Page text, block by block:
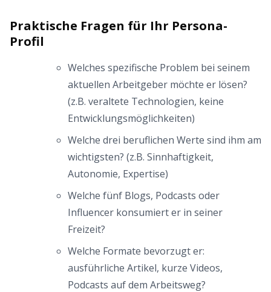
Praktische Fragen für Ihr Persona-
Profil
Welches spezifische Problem bei seinem
aktuellen Arbeitgeber möchte er lösen?
(z.B. veraltete Technologien, keine
Entwicklungsmöglichkeiten)
Welche drei beruflichen Werte sind ihm am
wichtigsten? (z.B. Sinnhaftigkeit,
Autonomie, Expertise)
Welche fünf Blogs, Podcasts oder
Influencer konsumiert er in seiner
Freizeit?
Welche Formate bevorzugt er:
ausführliche Artikel, kurze Videos,
Podcasts auf dem Arbeitsweg?